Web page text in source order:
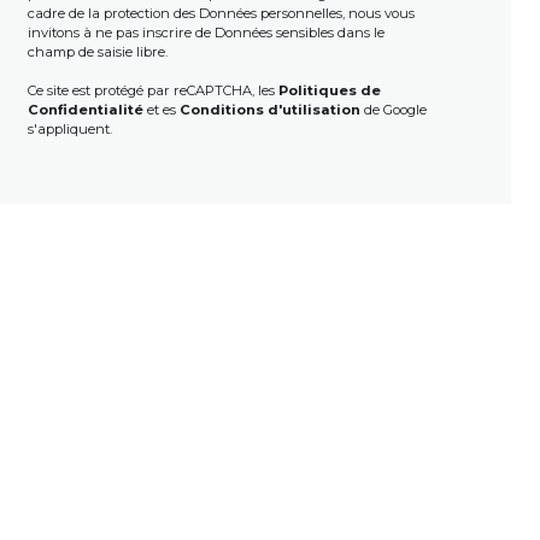
cadre de la protection des Données personnelles, nous vous
invitons à ne pas inscrire de Données sensibles dans le
champ de saisie libre.
Ce site est protégé par reCAPTCHA, les Politiques de
Confidentialitéet es Conditions d'utilisation de Google
s'appliquent.